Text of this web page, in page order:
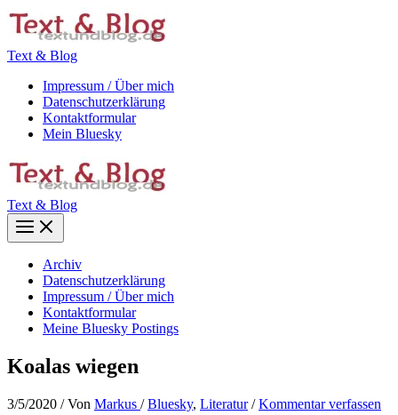
Zum
Inhalt
Text & Blog
Impressum / Über mich
Datenschutzerklärung
Kontaktformular
Mein Bluesky
Text & Blog
Main
Menu
Archiv
Datenschutzerklärung
Impressum / Über mich
Kontaktformular
Meine Bluesky Postings
Koalas wiegen
3/5/2020 / Von Markus /Bluesky, Literatur/Kommentar verfassen